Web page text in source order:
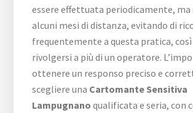
essere effettuata periodicamente, ma
alcuni mesi di distanza, evitando di
frequentemente a questa pratica, così
rivolgersi a più di un operatore.
ottenere un responso preciso e
scegliere una Cartomante Sensitiva
Lampugnano qualificata e seria, con